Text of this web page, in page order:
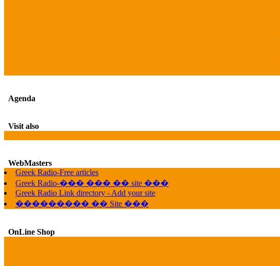
Agenda
Visit also
WebMasters
Greek Radio-Free articles
Greek Radio-��� ��� �� site ���
Greek Radio Link directory - Add your site
��������� �� Site ���
OnLine Shop